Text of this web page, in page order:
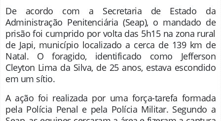
De acordo com a Secretaria de Estado da
Administração Penitenciária (Seap), o mandado de
prisão foi cumprido por volta das 5h15 na zona rural
de Japi, município localizado a cerca de 139 km de
Natal. O foragido, identificado como Jefferson
Cleyton Lima da Silva, de 25 anos, estava escondido
em um sítio.
A ação foi realizada por uma força-tarefa formada
pela Polícia Penal e pela Polícia Militar. Segundo a